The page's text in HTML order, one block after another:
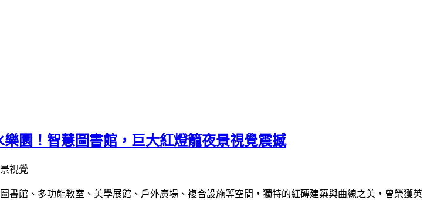
園！智慧圖書館，巨大紅燈籠夜景視覺震撼
書館、多功能教室、美學展館、戶外廣場、複合設施等空間，獨特的紅磚建築與曲線之美，曾榮獲英